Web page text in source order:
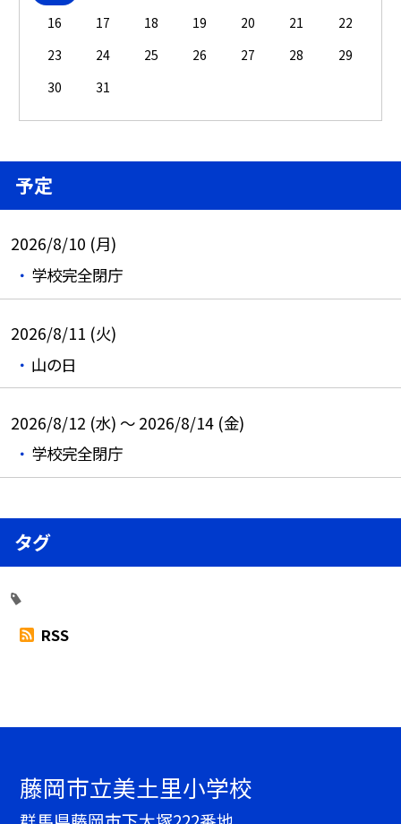
16
17 18 19 20 21
22
23
24 25 26 27 28
29
30
31
予定
2026/8/10 (月)
学校完全閉庁
2026/8/11 (火)
山の日
2026/8/12 (水) ～ 2026/8/14 (金)
学校完全閉庁
タグ
RSS
藤岡市立美土里小学校